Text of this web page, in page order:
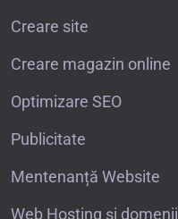
Creare site
Creare magazin online
Optimizare SEO
Publicitate
Mentenanță Website
Web Hosting și domenii